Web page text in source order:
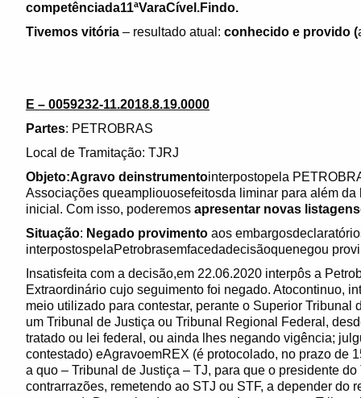
competênciada11ªVaraCível.Findo.
Tivemos vitória – resultado atual: conhecido e provido (
E – 0059232-11.2018.8.19.0000
Partes: PETROBRAS
Local de Tramitação: TJRJ
Objeto:Agravo deinstrumentointerpostopela
Associações queampliouosefeitosda liminar para além
inicial. Com isso, poderemos apresentar novas
Situação: Negado provimento aos
interpostospelaPetrobrasemfacedadecisãoquenegou
Insatisfeita com a decisão,em 22.06.2020 interpôs a
Extraordinário cujo seguimento foi negado. Atocontinuo,
meio utilizado para contestar, perante o Superior Tribunal
um Tribunal de Justiça ou Tribunal Regional Federal,
tratado ou lei federal, ou ainda lhes negando vigência;
contestado) eAgravoemREX (é protocolado, no prazo de
a quo – Tribunal de Justiça – TJ, para que o presidente
contrarrazões, remetendo ao STJ ou STF, a depender do